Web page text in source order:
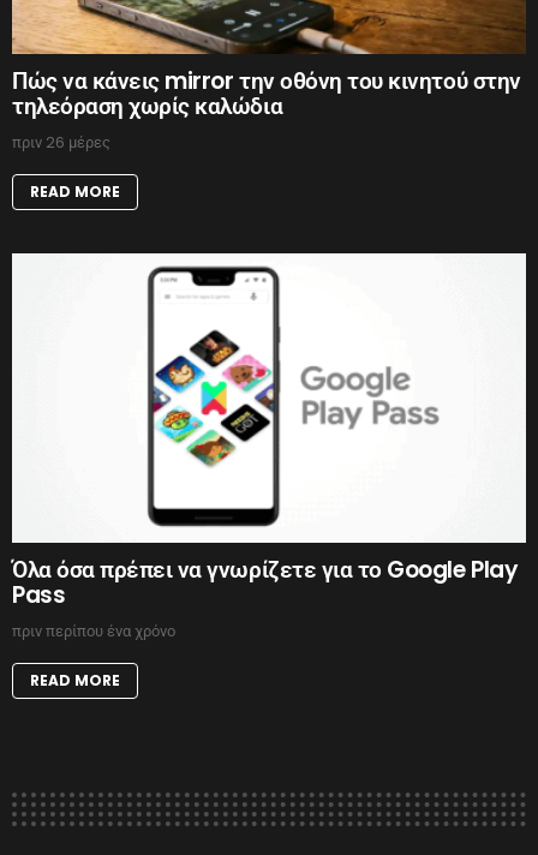
Πώς να κάνεις mirror την οθόνη του κινητού στην
τηλεόραση χωρίς καλώδια
πριν 26 μέρες
READ MORE
Όλα όσα πρέπει να γνωρίζετε για το Google Play
Pass
πριν περίπου ένα χρόνο
READ MORE